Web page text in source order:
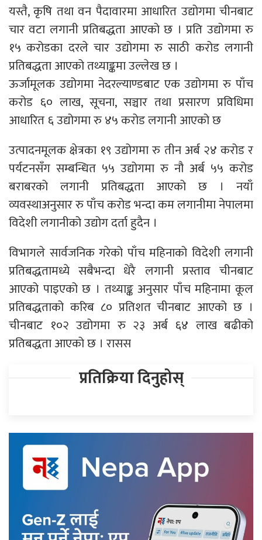
यस्तै, कृषि तथा वन पैदावारमा आधारित उद्योगमा चीनबाट
चार वटा लगानी प्रतिबद्धता आएको छ । प्रति उद्योगमा रु
१५ करोडका दरले चार उद्योगमा रु साठी करोड लगानी
प्रतिबद्धता आएको तथ्याङ्कमा उल्लेख छ ।
ऊर्जामूलक उद्योगमा नेदरल्याण्डबाट एक उद्योगमा रु पाँच
करोड ६० लाख, सूचना, सञ्चार तथा प्रसारण प्रविधिमा
आधारित ६ उद्योगमा रु ४५ करोड लगानी आएको छ
उत्पादनमूलक क्षेत्रका १९ उद्योगमा रु तीन अर्ब २४ करोड र
पर्यटनसँग सम्बन्धित ५५ उद्योगमा रु नौ अर्ब ५५ करोड
बराबरको लगानी प्रतिबद्धता आएको छ । नयाँ
व्यवस्थाअनुसार रु पाँच करोड भन्दा कम लगानीमा नेपालमा
विदेशी लगानीको उद्योग दर्ता हुदैन ।
विभागले सार्वजनिक गरेको पाँच महिनाको विदेशी लगानी
प्रतिबद्धतामध्ये सबैभन्दा धेरै लगानी प्रस्ताव चीनबाट
आएको पाइएको छ । तथ्याङ्क अनुसार पाँच महिनामा कूल
प्रतिबद्धताको करिब ८० प्रतिशत चीनबाट आएको छ ।
चीनबाट १०२ उद्योगमा रु २३ अर्ब ६४ लाख बढीको
प्रतिबद्धता आएको छ । रासस
प्रतिक्रिया दिनुहोस्